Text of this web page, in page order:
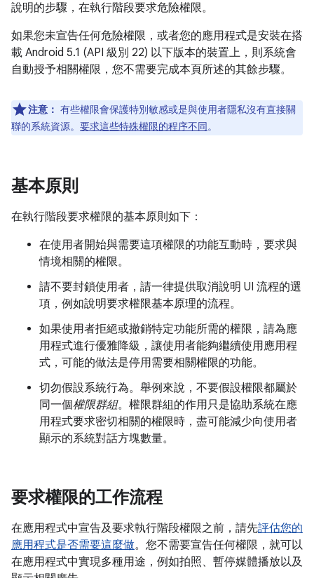
說明的步驟，在執行階段要求危險權限。
如果您未宣告任何危險權限，或者您的應用程式是安裝在搭
載 Android 5.1 (API 級別 22) 以下版本的裝置上，則系統會
自動授予相關權限，您不需要完成本頁所述的其餘步驟。
注意： 有些權限會保護特別敏感或是與使用者隱私沒有直接關
聯的系統資源。 要求這些特殊權限的程序不同。
基本原則
在執行階段要求權限的基本原則如下：
在使用者開始與需要這項權限的功能互動時，要求與
情境相關的權限。
請不要封鎖使用者，請一律提供取消說明 UI 流程的選
項，例如說明要求權限基本原理的流程。
如果使用者拒絕或撤銷特定功能所需的權限，請為應
用程式進行優雅降級，讓使用者能夠繼續使用應用程
式，可能的做法是停用需要相關權限的功能。
切勿假設系統行為。舉例來說，不要假設權限都屬於
同一個權限群組。權限群組的作用只是協助系統在應
用程式要求密切相關的權限時，盡可能減少向使用者
顯示的系統對話方塊數量。
要求權限的工作流程
在應用程式中宣告及要求執行階段權限之前，請先評估您的
應用程式是否需要這麼做。您不需要宣告任何權限，就可以
在應用程式中實現多種用途，例如拍照、暫停媒體播放以及